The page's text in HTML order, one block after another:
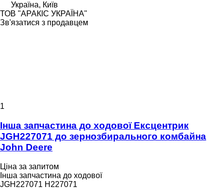
Україна, Київ
ТОВ "АРАКІС УКРАЇНА"
Зв'язатися з продавцем
1
Інша запчастина до ходової Ексцентрик
JGH227071 до зернозбирального комбайна
John Deere
Ціна за запитом
Інша запчастина до ходової
JGH227071 H227071